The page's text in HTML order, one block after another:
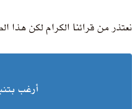
نعتذر من قرائنا الكرام لكن هذا
أرغب